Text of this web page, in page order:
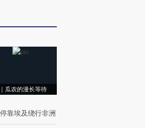
瓜农的漫长等待
靠埃及绕行非洲